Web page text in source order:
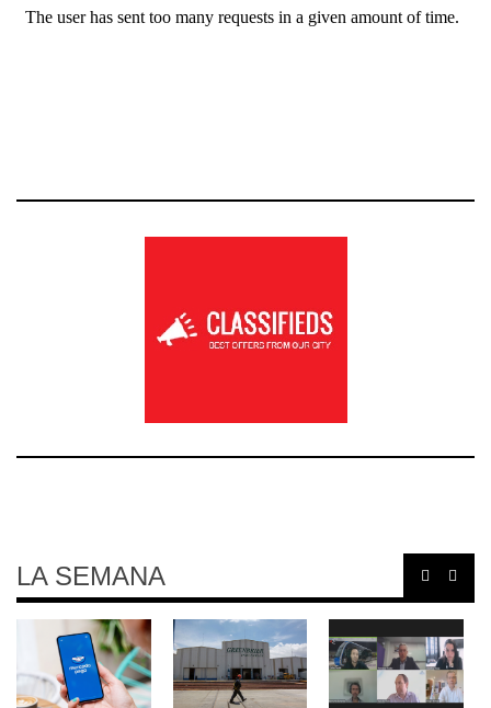
LA SEMANA